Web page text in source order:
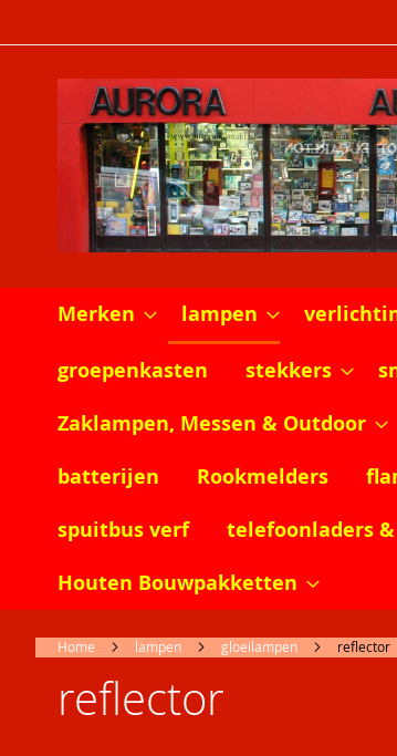
naar
inhoud
Merken lampen
groepenkasten stekkers
Zaklampen, Messen & Outdoor
batterijen
Rookmelders
spuitbus verf
telefoonladers
Houten Bouwpakketten
Home lampen gloeilampen reflector
reflector